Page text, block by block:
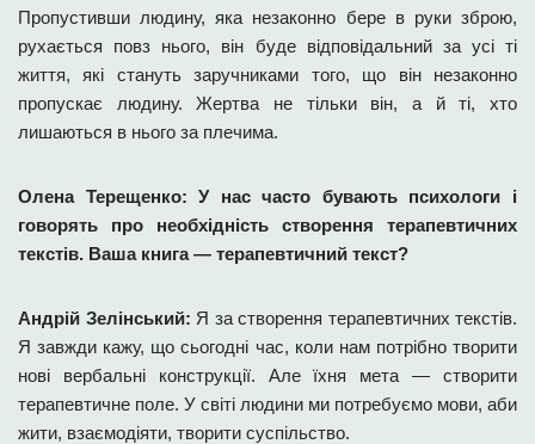
Пропустивши людину, яка незаконно бере в руки зброю,
рухається повз нього, він буде відповідальний за усі ті
життя, які стануть заручниками того, що він незаконно
пропускає людину. Жертва не тільки він, а й ті, хто
лишаються в нього за плечима.
Олена Терещенко: У нас часто бувають психологи і
говорять про необхідність створення терапевтичних
текстів. Ваша книга — терапевтичний текст?
Андрій Зелінський: Я за створення терапевтичних текстів.
Я завжди кажу, що сьогодні час, коли нам потрібно творити
нові вербальні конструкції. Але їхня мета — створити
терапевтичне поле. У світі людини ми потребуємо мови, аби
жити, взаємодіяти, творити суспільство.